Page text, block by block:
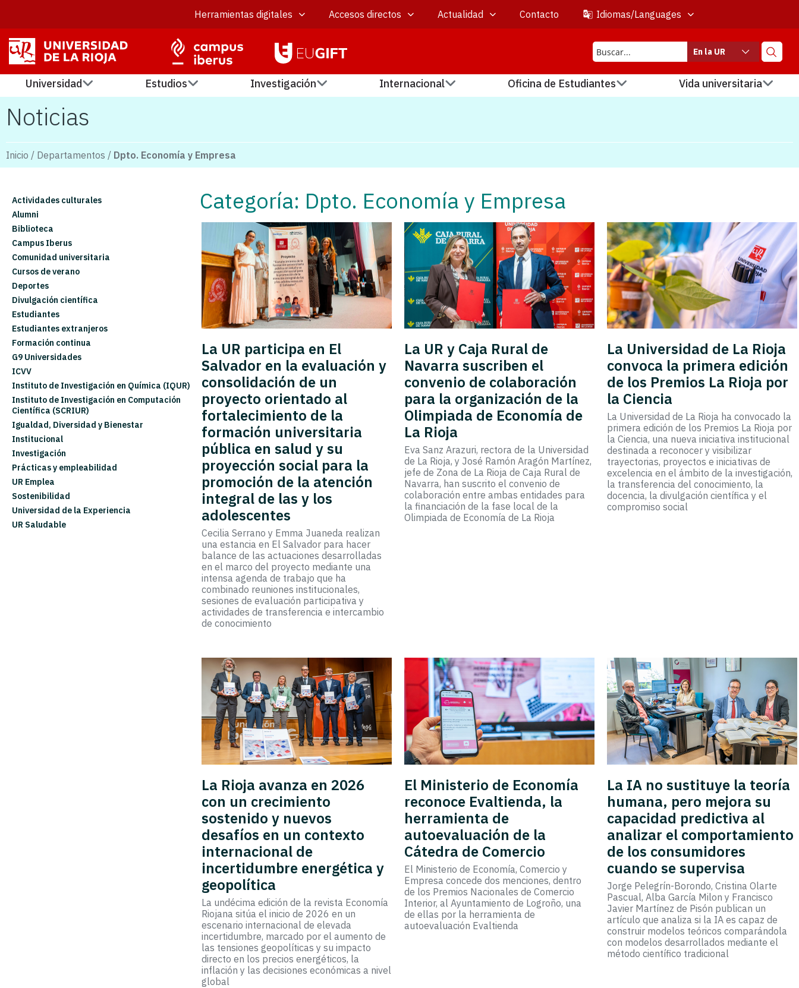
Herramientas digitales Accesos directos Actualidad Contacto Idiomas/Languages
En la UR
Universidad Estudios Investigación Internacional Oficina de Estudiantes Vida universitaria
Noticias
Inicio / Departamentos / Dpto. Economía y Empresa
Actividades culturales
Alumni
Biblioteca
Campus Iberus
Comunidad universitaria
Cursos de verano
Deportes
Divulgación científica
Estudiantes
Estudiantes extranjeros
Formación continua
G9 Universidades
ICVV
Instituto de Investigación en Química (IQUR)
Instituto de Investigación en Computación
Científica (SCRIUR)
Igualdad, Diversidad y Bienestar
Institucional
Investigación
Prácticas y empleabilidad
UR Emplea
Sostenibilidad
Universidad de la Experiencia
UR Saludable
Categoría: Dpto. Economía y Empresa
La UR participa en El
Salvador en la evaluación y
consolidación de un
proyecto orientado al
fortalecimiento de la
formación universitaria
pública en salud y su
proyección social para la
promoción de la atención
integral de las y los
adolescentes
Cecilia Serrano y Emma Juaneda realizan
una estancia en El Salvador para hacer
balance de las actuaciones desarrolladas
en el marco del proyecto mediante una
intensa agenda de trabajo que ha
combinado reuniones institucionales,
sesiones de evaluación participativa y
actividades de transferencia e intercambio
de conocimiento
La UR y Caja Rural de
Navarra suscriben el
convenio de colaboración
para la organización de la
Olimpiada de Economía de
La Rioja
Eva Sanz Arazuri, rectora de la Universidad
de La Rioja, y José Ramón Aragón Martínez,
jefe de Zona de La Rioja de Caja Rural de
Navarra, han suscrito el convenio de
colaboración entre ambas entidades para
la financiación de la fase local de la
Olimpiada de Economía de La Rioja
La Universidad de La Rioja
convoca la primera edición
de los Premios La Rioja por
la Ciencia
La Universidad de La Rioja ha convocado la
primera edición de los Premios La Rioja por
la Ciencia, una nueva iniciativa institucional
destinada a reconocer y visibilizar
trayectorias, proyectos e iniciativas de
excelencia en el ámbito de la investigación,
la transferencia del conocimiento, la
docencia, la divulgación científica y el
compromiso social
La Rioja avanza en 2026
con un crecimiento
sostenido y nuevos
desafíos en un contexto
internacional de
incertidumbre energética y
geopolítica
La undécima edición de la revista Economía
Riojana sitúa el inicio de 2026 en un
escenario internacional de elevada
incertidumbre, marcado por el aumento de
las tensiones geopolíticas y su impacto
directo en los precios energéticos, la
inflación y las decisiones económicas a nivel
global
El Ministerio de Economía
reconoce Evaltienda, la
herramienta de
autoevaluación de la
Cátedra de Comercio
El Ministerio de Economía, Comercio y
Empresa concede dos menciones, dentro
de los Premios Nacionales de Comercio
Interior, al Ayuntamiento de Logroño, una
de ellas por la herramienta de
autoevaluación Evaltienda
La IA no sustituye la teoría
humana, pero mejora su
capacidad predictiva al
analizar el comportamiento
de los consumidores
cuando se supervisa
Jorge Pelegrín-Borondo, Cristina Olarte
Pascual, Alba García Milon y Francisco
Javier Martínez de Pisón publican un
artículo que analiza si la IA es capaz de
construir modelos teóricos comparándola
con modelos desarrollados mediante el
método científico tradicional